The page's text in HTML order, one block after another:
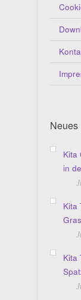
Neues
Kita
in
Kita
Kita